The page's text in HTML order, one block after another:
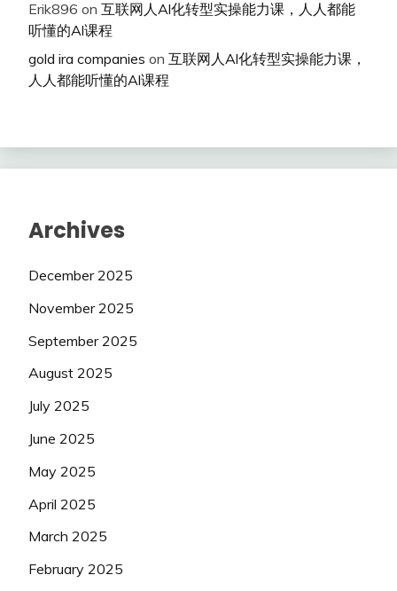
Erik896 on 互联网人Al化转型实操能力课，人人都能
听懂的Al课程
gold ira companies on 互联网人Al化转型实操能力课，
人人都能听懂的Al课程
Archives
December 2025
November 2025
September 2025
August 2025
July 2025
June 2025
May 2025
April 2025
March 2025
February 2025